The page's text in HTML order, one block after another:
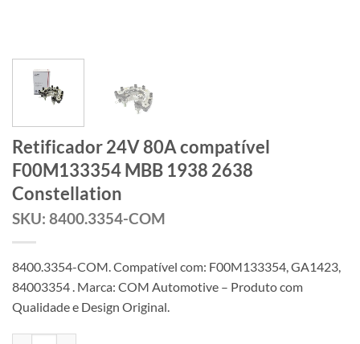
Retificador 24V 80A compatível
F00M133354 MBB 1938 2638
Constellation
SKU: 8400.3354-COM
8400.3354-COM. Compatível com: F00M133354, GA1423,
84003354 . Marca: COM Automotive – Produto com
Qualidade e Design Original.